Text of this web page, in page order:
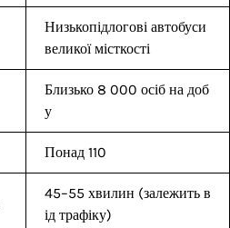
Низькопідлогові автобуси
великої місткості
Близько 8 000 осіб на доб
у
Понад 110
45–55 хвилин (залежить в
ід трафіку)